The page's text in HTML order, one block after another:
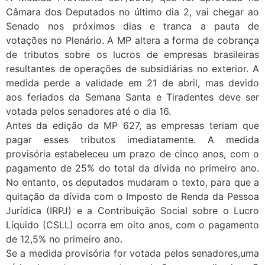
Câmara dos Deputados no último dia 2, vai chegar ao
Senado nos próximos dias e tranca a pauta de
votações no Plenário. A MP altera a forma de cobrança
de tributos sobre os lucros de empresas brasileiras
resultantes de operações de subsidiárias no exterior. A
medida perde a validade em 21 de abril, mas devido
aos feriados da Semana Santa e Tiradentes deve ser
votada pelos senadores até o dia 16.
Antes da edição da MP 627, as empresas teriam que
pagar esses tributos imediatamente. A medida
provisória estabeleceu um prazo de cinco anos, com o
pagamento de 25% do total da dívida no primeiro ano.
No entanto, os deputados mudaram o texto, para que a
quitação da dívida com o Imposto de Renda da Pessoa
Jurídica (IRPJ) e a Contribuição Social sobre o Lucro
Líquido (CSLL) ocorra em oito anos, com o pagamento
de 12,5% no primeiro ano.
Se a medida provisória for votada pelos senadores,uma